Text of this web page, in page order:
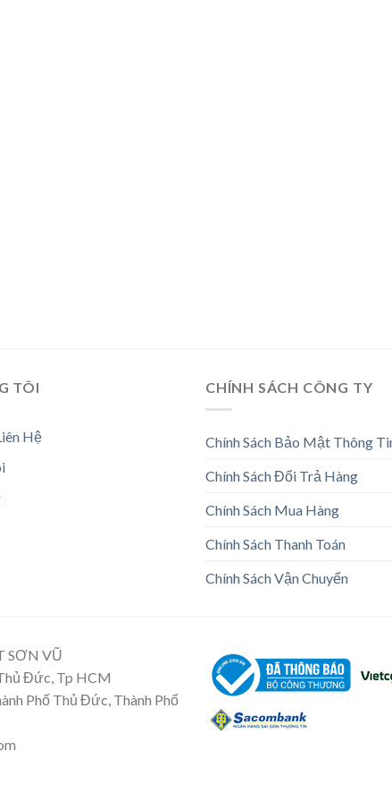
TÔI
Hệ
CHÍNH SÁCH CÔNG TY
Chính Sách Bảo Mật Thông
Chính Sách Đổi Trả Hàng
Chính Sách Mua Hàng
Chính Sách Thanh Toán
Chính Sách Vận Chuyển
SƠN VŨ
Đức, Tp HCM
Phố Thủ Đức, Thành Phố